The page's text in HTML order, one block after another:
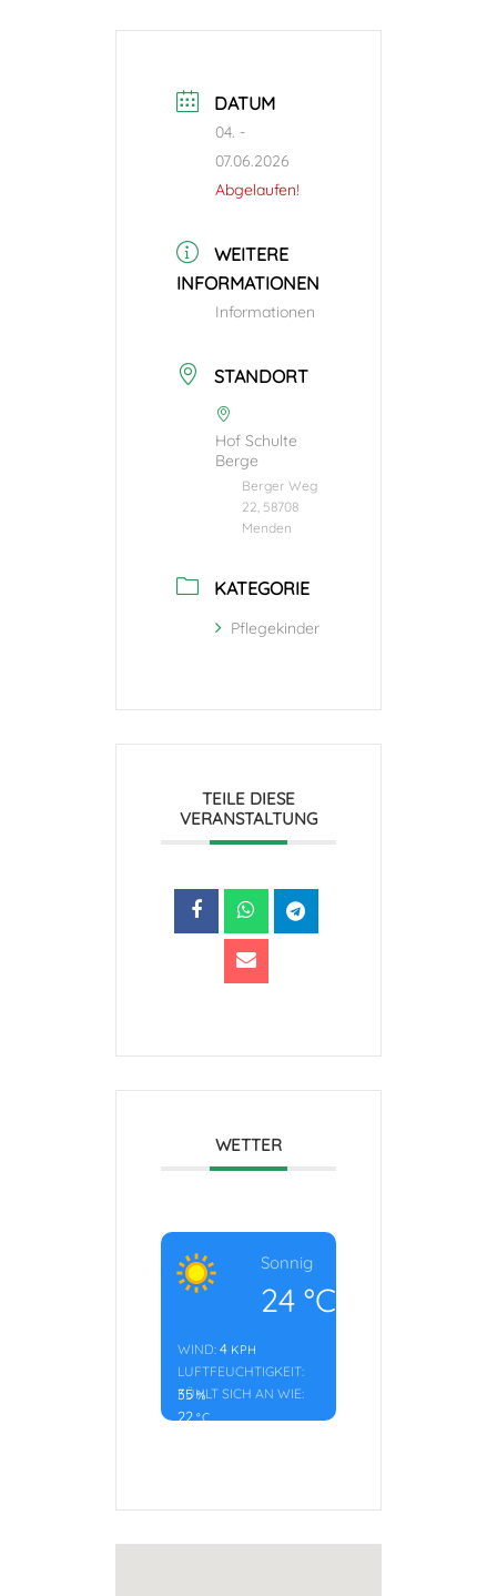
DATUM
04. -
07.06.2026
Abgelaufen!
WEITERE
INFORMATIONEN
Informationen
STANDORT
Hof Schulte
Berge
Berger Weg
22, 58708
Menden
KATEGORIE
Pflegekinder
TEILE DIESE
VERANSTALTUNG
WETTER
Sonnig
24 °C
WIND: 4 KPH
LUFTFEUCHTIGKEIT:
35%
FÜHLT SICH AN WIE:
22°C